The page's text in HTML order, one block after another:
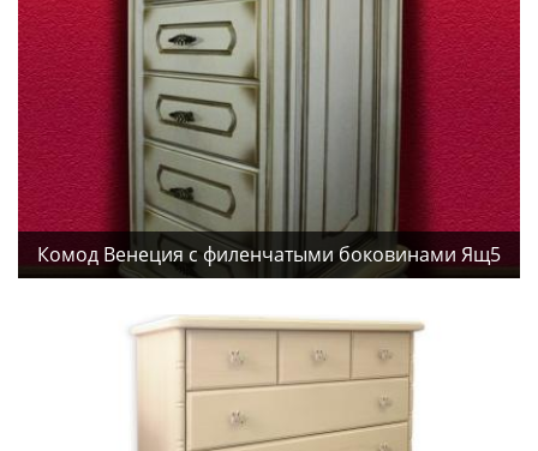
Комод Венеция с филенчатыми боковинами Ящ5